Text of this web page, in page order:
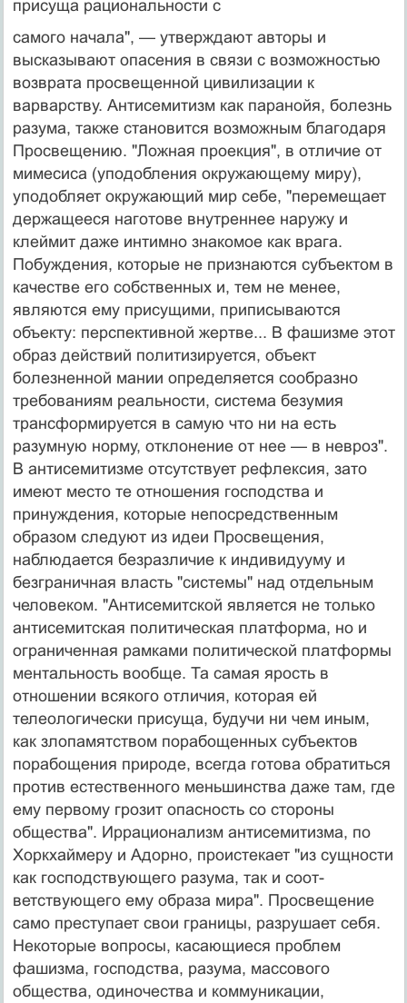
присуща рациональности с
самого начала", — утверждают авторы и
высказывают опасения в связи с возможностью
возврата просвещен­ной цивилизации к
варварству. Антисемитизм как пара­нойя, болезнь
разума, также становится возможным благодаря
Просвещению. "Ложная проекция", в отли­чие от
мимесиса (уподобления окружающему миру),
уподобляет окружающий мир себе, "перемещает
дер­жащееся наготове внутреннее наружу и
клеймит даже интимно знакомое как врага.
Побуждения, которые не признаются субъектом в
качестве его собственных и, тем не менее,
являются ему присущими, приписывают­ся
объекту: перспективной жертве... В фашизме этот
образ действий политизируется, объект
болезненной мании определяется сообразно
требованиям реальнос­ти, система безумия
трансформируется в самую что ни на есть
разумную норму, отклонение от нее — в не­вроз".
В антисемитизме отсутствует рефлексия, зато
имеют место те отношения господства и
принуждения, которые непосредственным
образом следуют из идеи Просвещения,
наблюдается безразличие к индивидуу­му и
безграничная власть "системы" над отдельным
че­ловеком. "Антисемитской является не только
антисе­митская политическая платформа, но и
ограниченная рамками политической платформы
ментальность вооб­ще. Та самая ярость в
отношении всякого отличия, ко­торая ей
телеологически присуща, будучи ни чем иным,
как злопамятством порабощенных субъектов
порабо­щения природе, всегда готова обратиться
против есте­ственного меньшинства даже там, где
ему первому гро­зит опасность со стороны
общества". Иррационализм антисемитизма, по
Хоркхаймеру и Адорно, проистекает "из сущности
как господствующего разума, так и соот­
ветствующего ему образа мира". Просвещение
само преступает свои границы, разрушает себя.
Некоторые вопросы, касающиеся проблем
фашизма, господства, разума, массового
общества, одиночества и коммуника­ции,